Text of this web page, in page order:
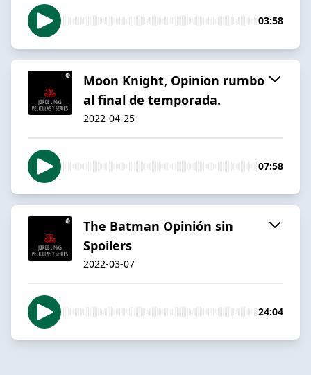
03:58
Moon Knight, Opinion rumbo
al final de temporada.
2022-04-25
07:58
The Batman Opinión sin
Spoilers
2022-03-07
24:04